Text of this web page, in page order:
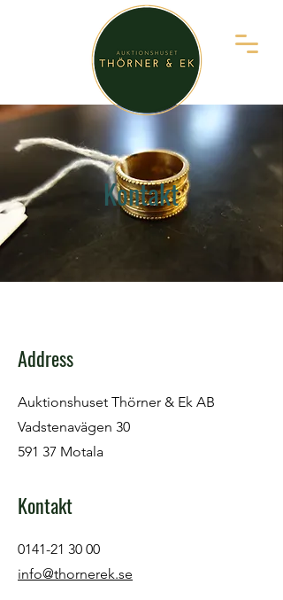
Kontakt
Address
Auktionshuset Thörner & Ek AB
Vadstenavägen 30
591 37 Motala
Kontakt
0141-21 30 00
info@thornerek.se